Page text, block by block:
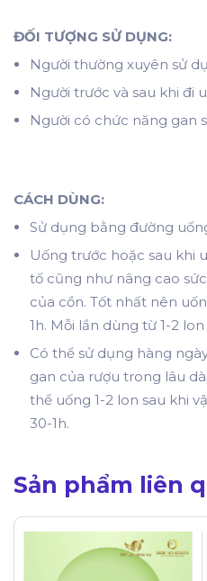
ĐỐI TƯỢNG SỬ DỤNG:
Người thường xuyên sử
Người trước và sau khi đi
Người có chức năng gan
CÁCH DÙNG:
Sử dụng bằng đường
Uống trước hoặc sau khi
tố cũng như nâng cao
của cồn. Tốt nhất nên
1h. Mỗi lần dùng từ 1-2
Có thể sử dụng hàng
gan của rượu trong lâu
thể uống 1-2 lon sau khi
30-1h.
Sản phẩm liên